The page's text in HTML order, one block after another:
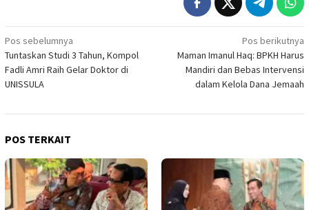
Navigasi
pos
Pos sebelumnya
Tuntaskan Studi 3 Tahun, Kompol
Fadli Amri Raih Gelar Doktor di
UNISSULA
Pos berikutnya
Maman Imanul Haq: BPKH Harus
Mandiri dan Bebas Intervensi
dalam Kelola Dana Jemaah
POS TERKAIT